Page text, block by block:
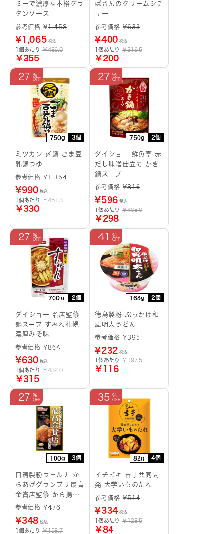
ミーで濃厚な本格グラ
タンソース
参考価格 ¥1,458
¥1,065 税込
1個あたり ￥486.0
￥355
ばさんのクリームシチ
ュー
参考価格 ¥633
¥400 税込
1個あたり ￥316.5
￥200
750g 3個
27
ミツカン 〆鍋 ごま豆
乳鍋つゆ
参考価格 ¥1,354
¥990 税込
1個あたり ￥451.3
￥330
750g 2個
27
ダイショー 鮮魚亭 赤
だし味噌仕立て かき
鍋スープ
参考価格 ¥816
¥596 税込
1個あたり ￥408.0
￥298
700ｇ 2個
27
ダイショー 名店監修
鍋スープ すみれ札幌
濃厚みそ味
参考価格 ¥864
¥630 税込
1個あたり ￥432.0
￥315
168g 2個
41
徳島製粉 ぶっかけ和
風明太うどん
参考価格 ¥395
¥232 税込
1個あたり ￥197.5
￥116
100g 3個
27
日清製粉ウェルナ か
らあげグランプリ最高
金賞店監修 から揚げ
粉 香ばししょうゆ味
参考価格 ¥476
¥348 税込
1個あたり ￥158.7
82g 4個
35
イチビキ 吉芋共同開
発 大学いものたれ
参考価格 ¥514
¥334 税込
1個あたり ￥128.5
￥84